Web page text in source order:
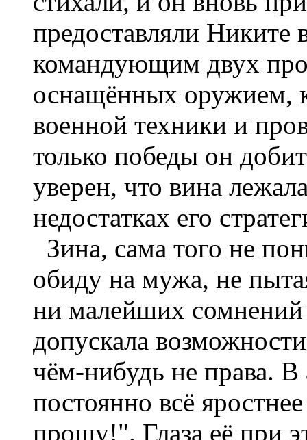
предоставляли Никите
командующим двух
оснащённых оружием,
военной техники и
только победы он
уверен, что вина
недостатках его
Зина, сама того не
обиду на мужа, не
ни малейших сомнений
допускала
чём-нибудь не права.
постоянно всё
прощу!". Глаза её при